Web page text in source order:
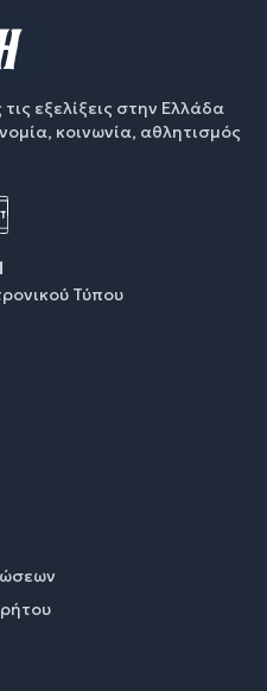
εξελίξεις στην Ελλάδα
κοινωνία, αθλητισμός
Τύπου